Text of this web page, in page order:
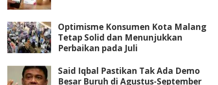
Optimisme Konsumen Kota Malang
Tetap Solid dan Menunjukkan
Perbaikan pada Juli
Said Iqbal Pastikan Tak Ada Demo
Besar Buruh di Agustus-September